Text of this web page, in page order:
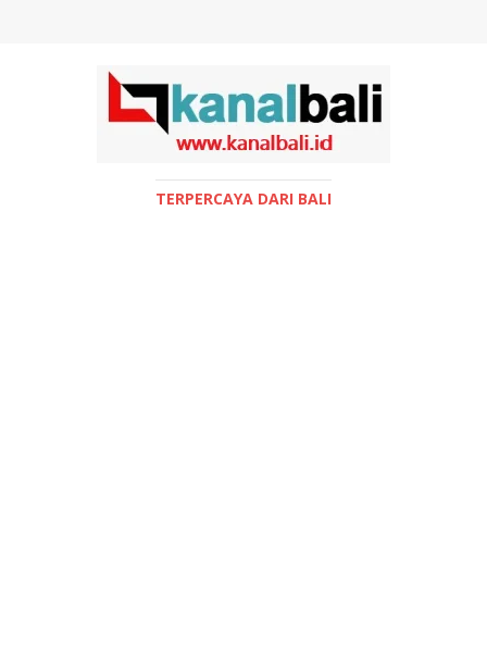
TERPERCAYA DARI BALI